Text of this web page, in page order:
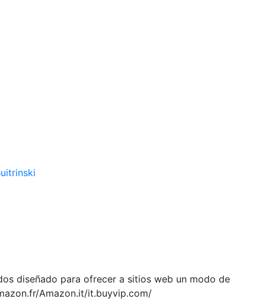
diseñado para ofrecer a sitios web un modo de
Amazon.it/it.buyvip.com/